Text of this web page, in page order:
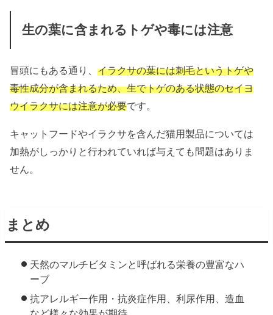
生の葉に含まれるトゲや毒には注意
冒頭にもある通り、イラクサの葉には刺毛というトゲや
毒性成分が含まれるため、生でトゲのある状態のセイヨ
ウイラクサには注意が必要です。
キャットフードやイラクサを含んだ猫用製品については
加熱がしっかりと行われていれば与えても問題はありま
せん。
まとめ
天然のマルチビタミンと呼ばれる栄養の豊富なハ
ーブ
抗アレルギー作用・抗炎症作用、利尿作用、造血